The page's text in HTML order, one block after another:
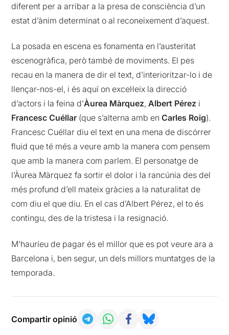
diferent per a arribar a la presa de consciència d’un
estat d’ànim determinat o al reconeixement d’aquest.
La posada en escena es fonamenta en l’austeritat
escenogràfica, però també de moviments. El pes
recau en la manera de dir el text, d’interioritzar-lo i de
llençar-nos-el, i és aquí on excel·leix la direcció
d’actors i la feina d’Àurea Màrquez,Albert Pérez i
Francesc Cuéllar (que s’alterna amb enCarles Roig).
Francesc Cuéllar diu el text en una mena de discórrer
fluid que té més a veure amb la manera com pensem
que amb la manera com parlem. El personatge de
l’Àurea Màrquez fa sortir el dolor i la rancúnia des del
més profund d’ell mateix gràcies a la naturalitat de
com diu el que diu. En el cas d’Albert Pérez, el to és
contingu, des de la tristesa i la resignació.
M’hauríeu de pagar és el millor que es pot veure ara a
Barcelona i, ben segur, un dels millors muntatges de la
temporada.
Compartir opinió